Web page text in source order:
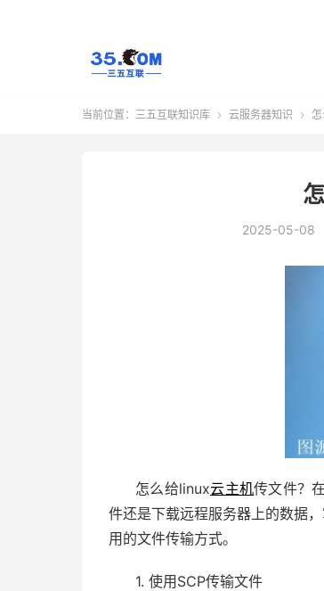
当前位置： 三五互联知识库  云服务器知识 
2025-05-08
怎么给linux云主机传文件？
件还是下载远程服务器上的数据
用的文件传输方式。
1. 使用SCP传输文件